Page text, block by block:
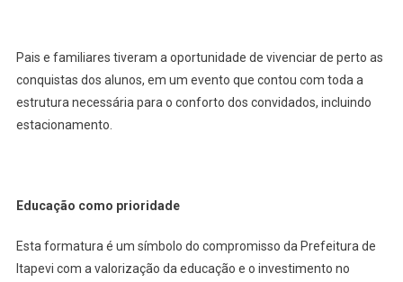
Pais e familiares tiveram a oportunidade de vivenciar de perto as
conquistas dos alunos, em um evento que contou com toda a
estrutura necessária para o conforto dos convidados, incluindo
estacionamento.
Educação como prioridade
Esta formatura é um símbolo do compromisso da Prefeitura de
Itapevi com a valorização da educação e o investimento no